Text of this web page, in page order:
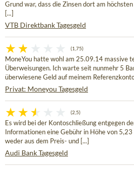
Grund war, dass die Zinsen dort am
[...]
VTB Direktbank Tagesgeld
(1,75)
MoneYou hatte wohl am 25.09.14 massive
Überweisungen. Ich warte seit nunmehr 5
überwiesene Geld auf meinem
Privat: Moneyou Tagesgeld
(2,5)
Es wird bei der Kontoschließung entgegen
Informationen eine Gebühr in Höhe von
weder aus dem Preis- und [...]
Audi Bank Tagesgeld